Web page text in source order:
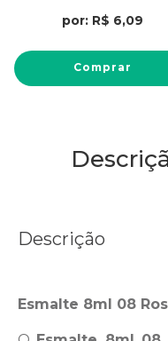
por: R$ 6,09
Comprar
Descrição
Esmalte 8ml 08